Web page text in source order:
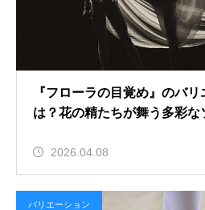
『フローラの目覚め』のバ
は？花の精たちが舞う多彩な
2026.04.08
バリエーション